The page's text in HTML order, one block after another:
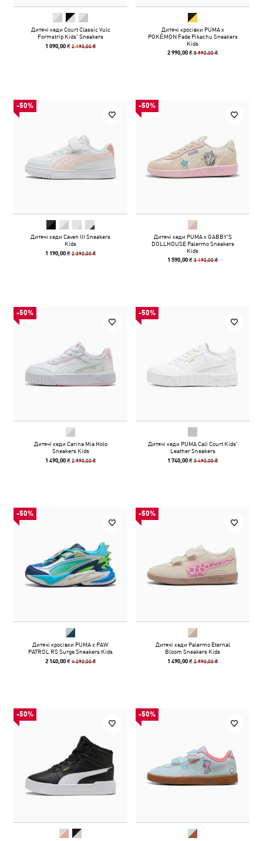
Дитячі кеди Court Classic Vulc
Formstrip Kids' Sneakers
1 090,00 ₴2 190,00 ₴
Дитячі кросівки PUMA x
POKÉMON Fade Pikachu Sneakers
Kids
2 990,00 ₴5 990,00 ₴
-50%
Дитячі кеди Caven III Sneakers
Kids
1 190,00 ₴2 390,00 ₴
-50%
Дитячі кеди PUMA x GABBY'S
DOLLHOUSE Palermo Sneakers
Kids
1 590,00 ₴3 190,00 ₴
-50%
Дитячі кеди Carina Mia Holo
Sneakers Kids
1 490,00 ₴2 990,00 ₴
-50%
Дитячі кеди PUMA Cali Court Kids'
Leather Sneakers
1 740,00 ₴3 490,00 ₴
-50%
Дитячі кросівки PUMA x PAW
PATROL RS Surge Sneakers Kids
2 140,00 ₴4 290,00 ₴
-50%
Дитячі кеди Palermo Eternal
Bloom Sneakers Kids
1 490,00 ₴2 990,00 ₴
-50% -50%